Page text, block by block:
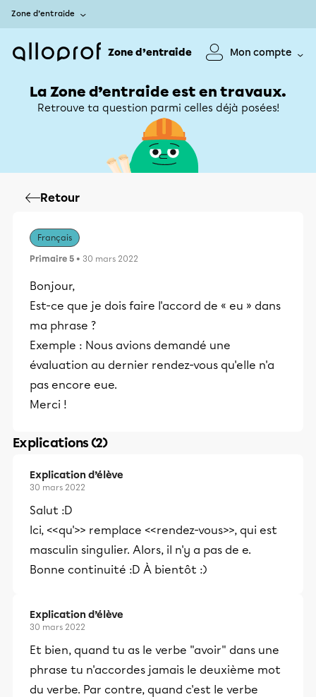
Zone d’entraide
Zone d’entraide Mon compte
La Zone d’entraide est en travaux.
Retrouve ta question parmi celles déjà posées!
Retour
Français
Primaire 5 • 30 mars 2022
Bonjour,
Est-ce que je dois faire l'accord de « eu » dans
ma phrase ?
Exemple : Nous avions demandé une
évaluation au dernier rendez-vous qu'elle n'a
pas encore eue.
Merci !
Explications (2)
Explication d’élève
30 mars 2022
Salut :D
Ici, <<qu'>> remplace <<rendez-vous>>, qui est
masculin singulier. Alors, il n'y a pas de e.
Bonne continuité :D À bientôt :)
Explication d’élève
30 mars 2022
Et bien, quand tu as le verbe "avoir" dans une
phrase tu n'accordes jamais le deuxième mot
du verbe. Par contre, quand c'est le verbe